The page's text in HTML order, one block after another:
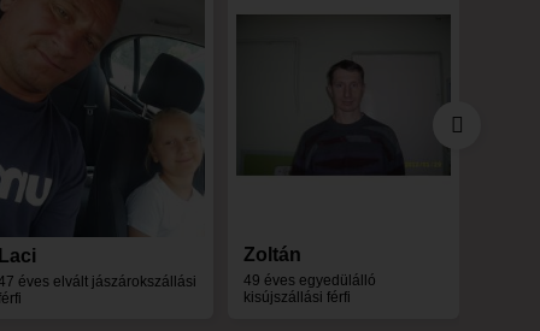
Laci
éves elvált jászárokszállási
Zoltán
49 éves egyedülálló
kisújszállási férfi